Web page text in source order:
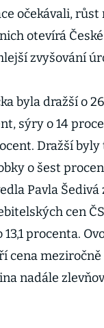
očekávali, růst
otevírá
zvyšování
byla dražší o
sýry o 14
Dražší byly
o šest
Pavla Šedivá
cen
procenta.
cena
nadále